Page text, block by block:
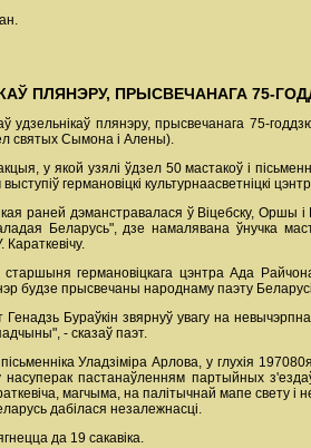
ПЛЯНЭРУ, ПРЫСВЕЧАНАГА 75-
удзельнікаў плянэру, прысвечанага 75-
святых Сымона і Алены).
у якой узялі ўдзел 50 мастакоў і
германовіцкі культурнаасветніцкі
раней дэманстравалася ў Віцебску, Оршы
Беларусь", дзе намалявана ўнучка
германовіцкага цэнтра Ада
будзе прысвечаны народнаму паэту
Генадзь Бураўкін звярнуў увагу на
- сказаў паэт.
Уладзіміра Арлова, у глухія
насуперак пастанаўленням партыйных
магчыма, на палітычнай мапе свету
дабілася незалежнасці.
да 19 сакавіка.